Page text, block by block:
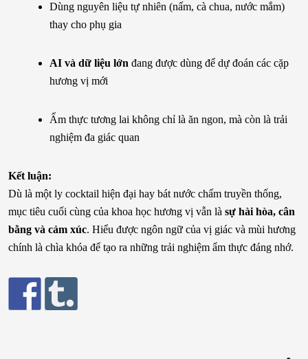
Dùng nguyên liệu tự nhiên (nấm, cà chua, nước mắm)
thay cho phụ gia
AI và dữ liệu lớn đang được dùng để dự đoán các cặp
hương vị mới
Ẩm thực tương lai không chỉ là ăn ngon, mà còn là trải
nghiệm đa giác quan
Kết luận:
Dù là một ly cocktail hiện đại hay bát nước chấm truyền thống,
mục tiêu cuối cùng của khoa học hương vị vẫn là sự hài hòa, cân
bằng và cảm xúc. Hiểu được ngôn ngữ của vị giác và mùi hương
chính là chìa khóa để tạo ra những trải nghiệm ẩm thực đáng nhớ.